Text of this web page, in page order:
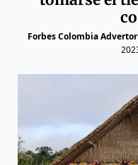
Forbes Colombia